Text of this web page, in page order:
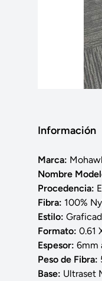
Información
Marca:
Nombre
Procedencia:
Fibra: 100%
Estilo:
Formato: 0.61
Espesor: 6mm
Peso de Fibra:
Base: Ultraset